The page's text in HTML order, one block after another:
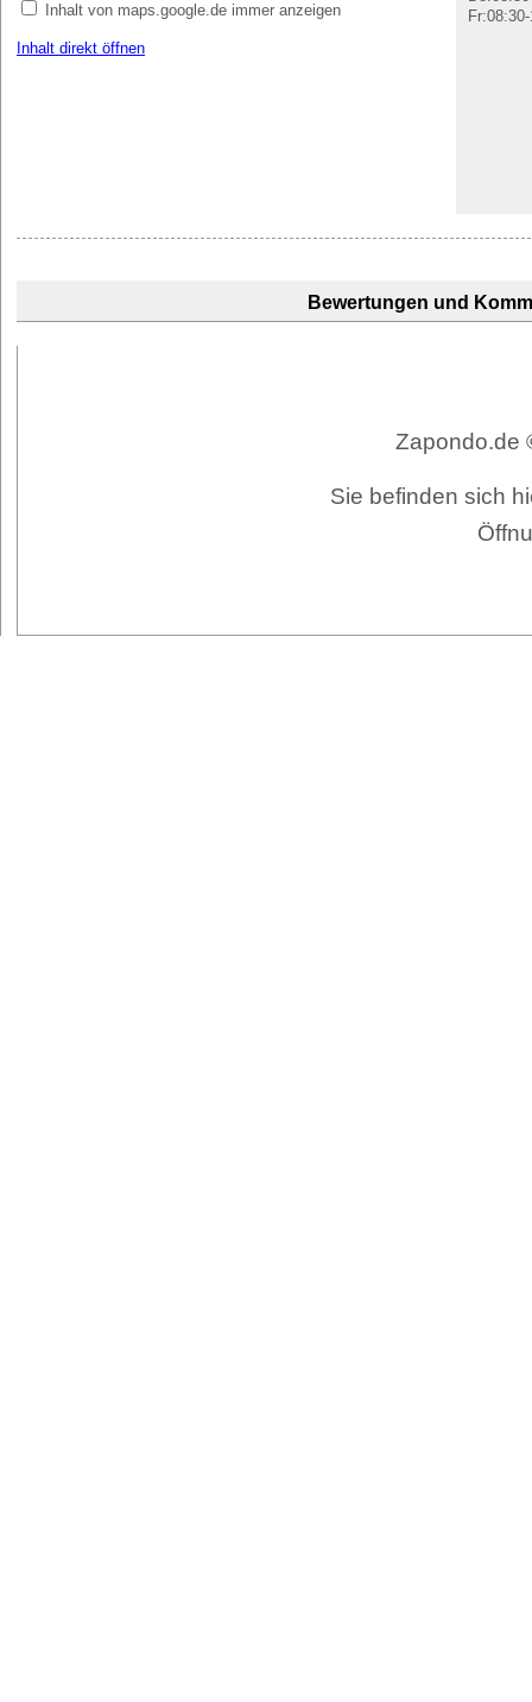
Inhalt von maps.google.de immer anzeigen
Inhalt direkt öffnen
Bewertungen und
Zapondo.de
Sie befinden sich